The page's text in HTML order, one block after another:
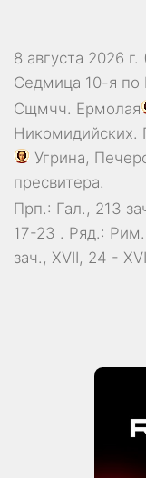
8 августа 2026
Седмица 10-я по
Сщмчч. Ермолая
Никомидийских.
Угрина,
пресвитера.
Прп.: Гал., 213
17-23 . Ряд.:
зач., XVII, 24 -